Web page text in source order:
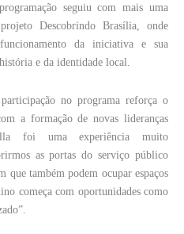
seguiu com mais uma
Descobrindo Brasília, onde
da iniciativa e sua
e da identidade local.
no programa reforça o
a formação de novas lideranças
foi uma experiência muito
as portas do serviço público
que também podem ocupar espaços
começa com oportunidades como